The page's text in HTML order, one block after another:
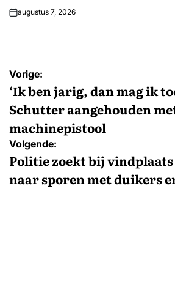
augustus 7, 2026
Bericht
navigatie
Vorige:
‘Ik ben jarig, dan mag ik
Schutter aangehouden
machinepistool
Volgende:
Politie zoekt bij
naar sporen met duikers